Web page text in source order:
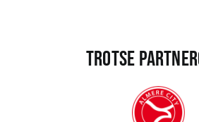
Trotse